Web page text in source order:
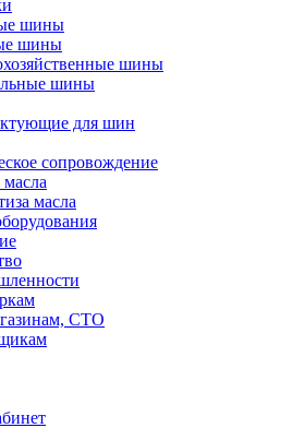
шины
шины
шины
шины
для шин
сопровождение
масла
СТО